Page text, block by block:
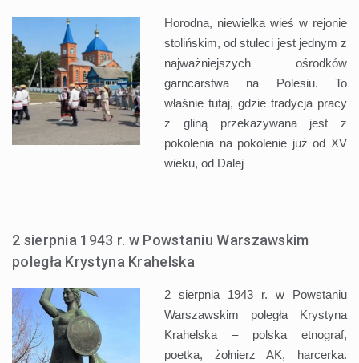
Horodna, niewielka wieś w rejonie
stolińskim, od stuleci jest jednym z
najważniejszych ośrodków
garncarstwa na Polesiu. To
właśnie tutaj, gdzie tradycja pracy
z gliną przekazywana jest z
pokolenia na pokolenie już od XV
wieku, od Dalej
2 sierpnia 1943 r. w Powstaniu Warszawskim
poległa Krystyna Krahelska
2 sierpnia 1943 r. w Powstaniu
Warszawskim poległa Krystyna
Krahelska – polska etnograf,
poetka, żołnierz AK, harcerka.